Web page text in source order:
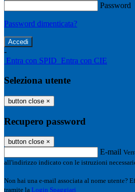
Password
Password dimenticata?
-
Entra con SPID Entra con CIE
Seleziona utente
button close ×
Recupero password
button close ×
E-mail
all'indirizzo indicato con le istruzioni
Non hai una e-mail associata al nome utente?
tramite la Login Spaggiari